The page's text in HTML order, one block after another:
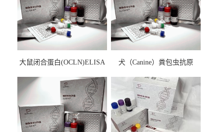
大鼠闭合蛋白(OCLN)ELISA
犬（Canine）粪包虫抗原